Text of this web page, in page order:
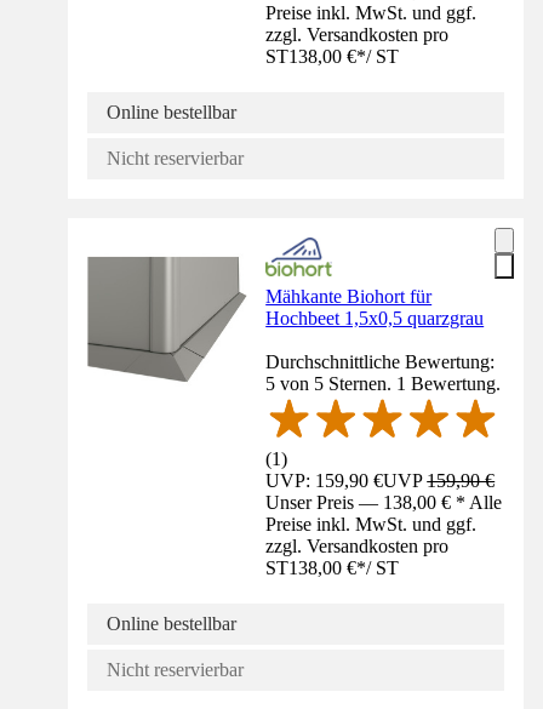
Preise inkl. MwSt. und ggf.
zzgl. Versandkosten pro
ST138,00 €*/ ST
Online bestellbar
Nicht reservierbar
Mähkante Biohort für
Hochbeet 1,5x0,5 quarzgrau
Durchschnittliche Bewertung:
5 von 5 Sternen. 1 Bewertung.
(1)
UVP: 159,90 €UVP159,90 €
Unser Preis — 138,00 € * Alle
Preise inkl. MwSt. und ggf.
zzgl. Versandkosten pro
ST138,00 €*/ ST
Online bestellbar
Nicht reservierbar